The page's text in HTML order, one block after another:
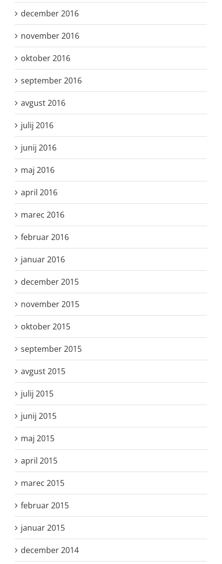
december 2016
november 2016
oktober 2016
september 2016
avgust 2016
julij 2016
junij 2016
maj 2016
april 2016
marec 2016
februar 2016
januar 2016
december 2015
november 2015
oktober 2015
september 2015
avgust 2015
julij 2015
junij 2015
maj 2015
april 2015
marec 2015
februar 2015
januar 2015
december 2014